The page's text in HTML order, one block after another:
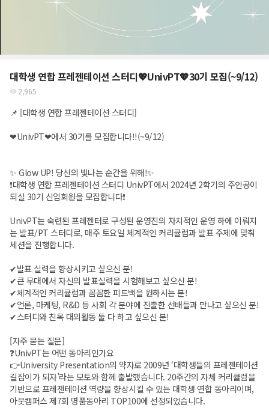
대학생 연합 프레젠테이션 스터디💖UnivPT💖30기 모집(~9/12)
2,965
📌 [대학생 연합 프레젠테이션 스터디]
❤UnivPT❤에서 30기를 모집합니다!!(~9/12)
✨ Glow UP! 당신의 빛나는 순간을 위해!✨
❗️대학생 연합 프레젠테이션 스터디 UnivPT에서 2024년 2학기의 주인공이
되실 30기 신입회원을 모집합니다❗️
UnivPT는 숙련된 프레젠터로 구성된 운영진의 자치적인 운영 하에 이뤄지
는 발표/PT 스터디로, 매주 토요일 체계적인 커리큘럼과 발표 주제에 맞춰
세션을 진행합니다.
✔발표 실력을 향상시키고 싶으신 분!
✔큰 무대에서 자신의 발표실력을 시험해보고 싶으신 분!
✔체계적인 커리큘럼과 꼼꼼한 피드백을 원하시는 분!
✔언론, 마케팅, R&D 등 사회 각 분야에 진출한 선배들과 만나고 싶으신 분!
✔스터디와 친목 대외활동 둘 다 하고 싶으신 분!
[자주 묻는 질문]
❓UnivPT는 어떤 동아리인가요
👉University Presentation의 약자로 2009년 ‘대학생들의 프레젠테이션
길잡이가 되자’라는 모토와 함께 출발했습니다. 20주간의 자체 커리큘럼을
기반으로 프레젠테이션 역량을 향상시킬 수 있는 대학생 연합 동아리이며,
아웃캠퍼스 제7회 명품동아리 TOP100에 선정되었습니다.